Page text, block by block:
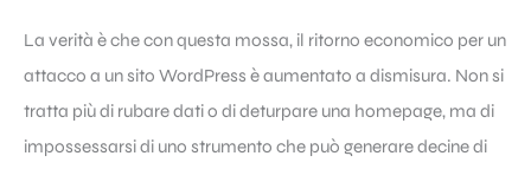
La verità è che con questa mossa, il ritorno economico per un
attacco a un sito WordPress è aumentato a dismisura. Non si
tratta più di rubare dati o di deturpare una homepage, ma di
impossessarsi di uno strumento che può generare decine di